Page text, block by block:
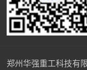
郑州华强重工科技有